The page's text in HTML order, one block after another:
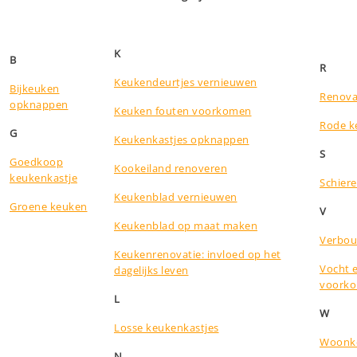
B
Bijkeuken
opknappen
G
Goedkoop
keukenkastje
Groene keuken
K
Keukendeurtjes vernieuwen
Keuken fouten voorkomen
Keukenkastjes opknappen
Kookeiland renoveren
Keukenblad vernieuwen
Keukenblad op maat maken
Keukenrenovatie: invloed op het
dagelijks leven
L
Losse keukenkastjes
R
Rode
S
V
Vocht
W